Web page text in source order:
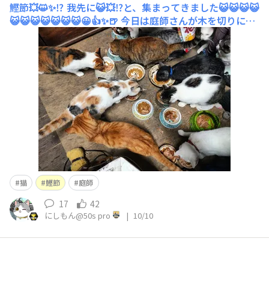
鰹節💥😺✨⁉️ 我先に😺💥⁉️と、集まってきました😺😺😺😺
😺😺😺😺😺😺😺😀👍✨🍺 今日は庭師さんが木を切りに来
てくれたので暇せずに済んだようです😺👍✨ ムッチャギ
ャラリーおったわ🪖💦って言ってました😺👍
猫 鰹節 庭師
17 42
にしもん@50s pro | 10/10